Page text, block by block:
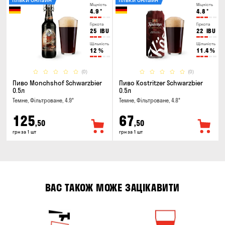
Міцність
4.9 °
Гіркота
25 IBU
Щільність
12 %
(0)
Пиво Monchshof Schwarzbier
0.5л
Темне, Фільтроване, 4.9°
125,50
грн за 1 шт
Міцність
4.8 °
Гіркота
22 IBU
Щільність
11.4%
(0)
Пиво Kostritzer Schwarzbier
0.5л
Темне, Фільтроване, 4.8°
67,50
грн за 1 шт
ВАС ТАКОЖ МОЖЕ ЗАЦІКАВИТИ